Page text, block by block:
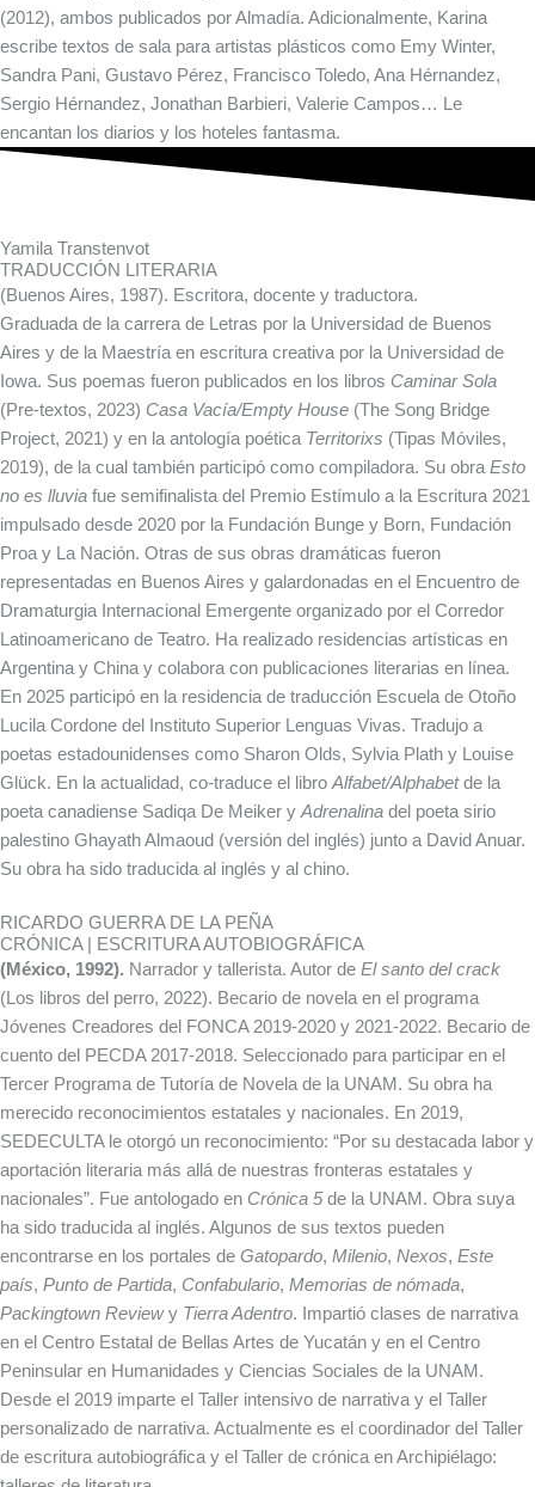
(2012), ambos publicados por Almadía. Adicionalmente, Karina
escribe textos de sala para artistas plásticos como Emy Winter,
Sandra Pani, Gustavo Pérez, Francisco Toledo, Ana Hérnandez,
Sergio Hérnandez, Jonathan Barbieri, Valerie Campos… Le
encantan los diarios y los hoteles fantasma.
Yamila Transtenvot
TRADUCCIÓN LITERARIA
(Buenos Aires, 1987). Escritora, docente y traductora.
Graduada de la carrera de Letras por la Universidad de Buenos
Aires y de la Maestría en escritura creativa por la Universidad de
Iowa. Sus poemas fueron publicados en los libros Caminar Sola
(Pre-textos, 2023) Casa Vacía/Empty House (The Song Bridge
Project, 2021) y en la antología poética Territorixs (Tipas Móviles,
2019), de la cual también participó como compiladora. Su obra Esto
no es lluvia fue semifinalista del Premio Estímulo a la Escritura 2021
impulsado desde 2020 por la Fundación Bunge y Born, Fundación
Proa y La Nación. Otras de sus obras dramáticas fueron
representadas en Buenos Aires y galardonadas en el Encuentro de
Dramaturgia Internacional Emergente organizado por el Corredor
Latinoamericano de Teatro. Ha realizado residencias artísticas en
Argentina y China y colabora con publicaciones literarias en línea.
En 2025 participó en la residencia de traducción Escuela de Otoño
Lucila Cordone del Instituto Superior Lenguas Vivas. Tradujo a
poetas estadounidenses como Sharon Olds, Sylvia Plath y Louise
Glück. En la actualidad, co-traduce el libro Alfabet/Alphabetde la
poeta canadiense Sadiqa De Meiker y Adrenalina del poeta sirio
palestino Ghayath Almaoud (versión del inglés) junto a David Anuar.
Su obra ha sido traducida al inglés y al chino.
RICARDO GUERRA DE LA PEÑA
CRÓNICA | ESCRITURA AUTOBIOGRÁFICA
(México, 1992). Narrador y tallerista. Autor de El santo del crack
(Los libros del perro, 2022). Becario de novela en el programa
Jóvenes Creadores del FONCA 2019-2020 y 2021-2022. Becario de
cuento del PECDA 2017-2018. Seleccionado para participar en el
Tercer Programa de Tutoría de Novela de la UNAM. Su obra ha
merecido reconocimientos estatales y nacionales. En 2019,
SEDECULTA le otorgó un reconocimiento: “Por su destacada labor y
aportación literaria más allá de nuestras fronteras estatales y
nacionales”. Fue antologado en Crónica 5de la UNAM. Obra suya
ha sido traducida al inglés. Algunos de sus textos pueden
encontrarse en los portales de Gatopardo, Milenio, Nexos, Este
país, Punto de Partida, Confabulario, Memorias de nómada,
Packingtown Reviewy Tierra Adentro. Impartió clases de narrativa
en el Centro Estatal de Bellas Artes de Yucatán y en el Centro
Peninsular en Humanidades y Ciencias Sociales de la UNAM.
Desde el 2019 imparte el Taller intensivo de narrativa y el Taller
personalizado de narrativa. Actualmente es el coordinador del Taller
de escritura autobiográfica y el Taller de crónica en Archipiélago: